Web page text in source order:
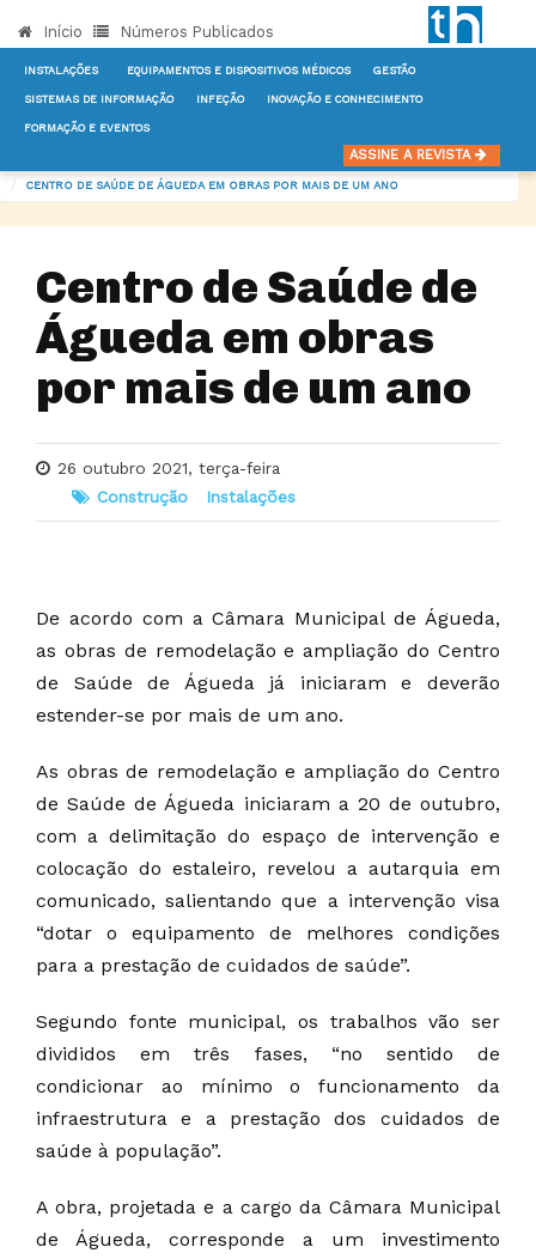
Início Números Publicados
INSTALAÇÕES EQUIPAMENTOS E DISPOSITIVOS MÉDICOS GESTÃO
SISTEMAS DE INFORMAÇÃO INFEÇÃO INOVAÇÃO E CONHECIMENTO
FORMAÇÃO E EVENTOS
ASSINE A REVISTA
CENTRO DE SAÚDE DE ÁGUEDA EM OBRAS POR MAIS DE UM ANO
Centro de Saúde de
Águeda em obras
por mais de um ano
26 outubro 2021, terça-feira
Construção
Instalações
De acordo com a Câmara Municipal de Águeda,
as obras de remodelação e ampliação do Centro
de Saúde de Águeda já iniciaram e deverão
estender-se por mais de um ano.
As obras de remodelação e ampliação do Centro
de Saúde de Águeda iniciaram a 20 de outubro,
com a delimitação do espaço de intervenção e
colocação do estaleiro, revelou a autarquia em
comunicado, salientando que a intervenção visa
“dotar o equipamento de melhores condições
para a prestação de cuidados de saúde”.
Segundo fonte municipal, os trabalhos vão ser
divididos em três fases, “no sentido de
condicionar ao mínimo o funcionamento da
infraestrutura e a prestação dos cuidados de
saúde à população”.
A obra, projetada e a cargo da Câmara Municipal
de Águeda, corresponde a um investimento